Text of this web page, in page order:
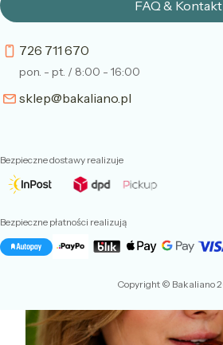
FAQ & Kontakt
726 711 670
pon. - pt. / 8:00 - 16:00
sklep@bakaliano.pl
Bezpieczne dostawy realizuje
Bezpieczne płatności realizują
Copyright © Bakaliano